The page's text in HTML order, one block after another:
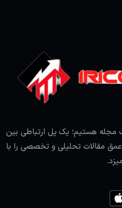
مجله هستیم؛ یک پل ارتباطی بین
مقالات تحلیلی و تخصصی را با